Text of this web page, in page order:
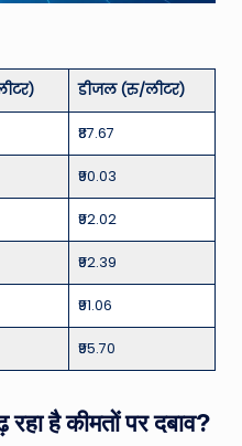
डीजल (रु/लीटर)
₹87.67
₹90.03
₹92.02
₹92.39
₹91.06
₹95.70
है कीमतों पर दबाव?